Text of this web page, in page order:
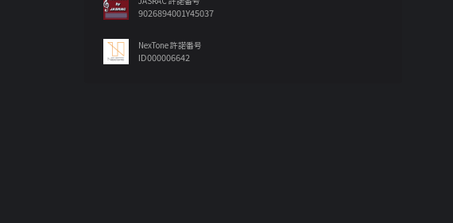
9026894001Y45037
NexTone 許諾番号
ID000006642